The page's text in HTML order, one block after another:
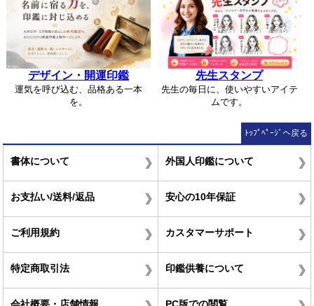
デザイン・開運印鑑
運気を呼び込む、品格ある一本
を。
先生スタンプ
先生の毎日に、使いやすいアイテ
ムです。
ﾄｯﾌﾟﾍﾟｰｼﾞへ戻る
書体について 外国人印鑑について
お支払い/送料/返品 安心の10年保証
ご利用規約 カスタマーサポート
特定商取引法 印鑑供養について
会社概要・店舗情報 PC版での閲覧